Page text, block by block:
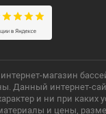
магазин
Данный интернет-
и ни при каких
и цены,